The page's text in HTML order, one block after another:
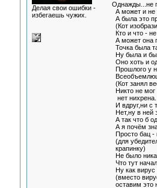
Делая свои ошибки -
избегаешь чужих.
Однажды...не
А может и не
А была это
(Кот
Кто и что -
А может она
Точка была
Ну была и
Оно хоть и
Прошлого у
(Кот занял
Никто не
нет нихрена.
И вдруг,ни с
Нет,ну в ней
А так что б
А я почём
Просто бац -
(для
крапинку)
Не было
Что тут
Ну как вирус
(вместо
оставим это